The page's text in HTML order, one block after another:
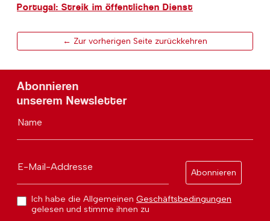
Portugal: Streik im öffentlichen Dienst
← Zur vorherigen Seite zurückkehren
Abonnieren
unserem Newsletter
Name
E-Mail-Addresse
Abonnieren
Ich habe die Allgemeinen Geschäftsbedingungen
gelesen und stimme ihnen zu